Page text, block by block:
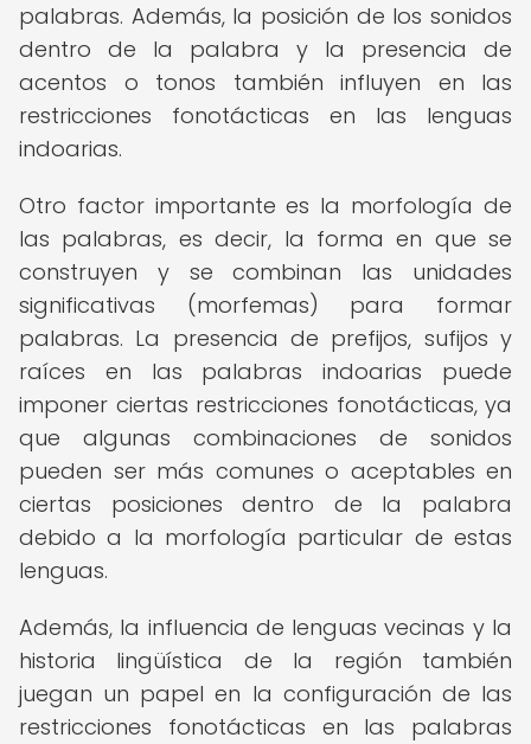
palabras. Además, la posición de los sonidos
dentro de la palabra y la presencia de
acentos o tonos también influyen en las
restricciones fonotácticas en las lenguas
indoarias.
Otro factor importante es la morfología de
las palabras, es decir, la forma en que se
construyen y se combinan las unidades
significativas (morfemas) para formar
palabras. La presencia de prefijos, sufijos y
raíces en las palabras indoarias puede
imponer ciertas restricciones fonotácticas, ya
que algunas combinaciones de sonidos
pueden ser más comunes o aceptables en
ciertas posiciones dentro de la palabra
debido a la morfología particular de estas
lenguas.
Además, la influencia de lenguas vecinas y la
historia lingüística de la región también
juegan un papel en la configuración de las
restricciones fonotácticas en las palabras